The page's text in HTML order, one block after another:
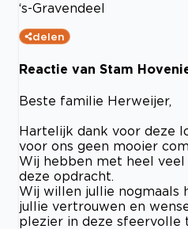
‘s-Gravendeel
delen
Reactie van Stam
Beste familie Herweijer,
Hartelijk dank voor deze
voor ons geen mooier
Wij hebben met heel
deze opdracht.
Wij willen jullie nogmaals
jullie vertrouwen en
plezier in deze sfeervolle